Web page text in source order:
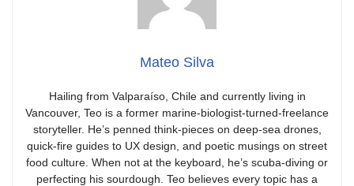
Mateo Silva
Hailing from Valparaíso, Chile and currently living in
Vancouver, Teo is a former marine-biologist-turned-freelance
storyteller. He’s penned think-pieces on deep-sea drones,
quick-fire guides to UX design, and poetic musings on street
food culture. When not at the keyboard, he’s scuba-diving or
perfecting his sourdough. Teo believes every topic has a